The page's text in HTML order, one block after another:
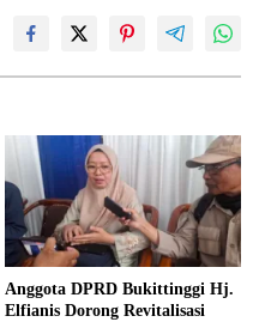
Anggota DPRD Bukittinggi Hj.
Elfianis Dorong Revitalisasi